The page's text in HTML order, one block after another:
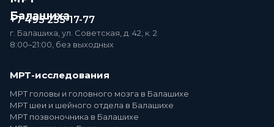
+7 495 255-17-77
г. Балашиха, ул. Советская, д. 42, к. 2
8:00–21:00, без выходных
МРТ-исследования
МРТ головы и головного мозга в Балашихе
МРТ шеи и шейного отдела в Балашихе
МРТ позвоночника в Балашихе